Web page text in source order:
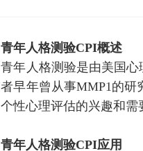
青年人格测验CPI概述
青年人格测验是由美国
者早年曾从事MMP1的研
个性心理评估的兴趣和需
青年人格测验CPI应用